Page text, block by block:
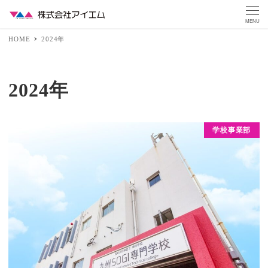
MENU
HOME 2024年
2024年
学校事業部